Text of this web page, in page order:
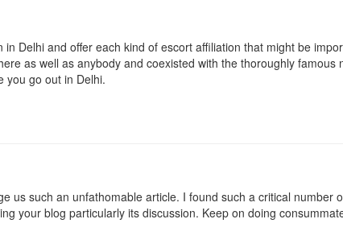
Delhi and offer each kind of escort affiliation that might be
as well as anybody and coexisted with the thoroughly famous
you go out in Delhi.
us such an unfathomable article. I found such a critical number
your blog particularly its discussion. Keep on doing